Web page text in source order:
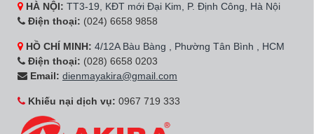
HÀ NỘI: TT3-19, KĐT mới Đại Kim, P. Định Công, Hà Nội
Điện thoại: (024) 6658 9858
HỒ CHÍ MINH: 4/12A Bàu Bàng , Phường Tân Bình , HCM
Điện thoại: (028) 6658 0203
Email: dienmayakira@gmail.com
Khiếu nại dịch vụ: 0967 719 333